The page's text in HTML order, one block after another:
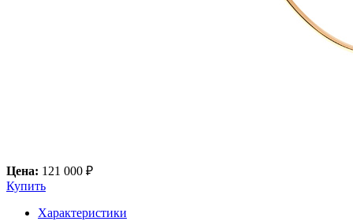
Цена: 121 000 ₽
Купить
Характеристики